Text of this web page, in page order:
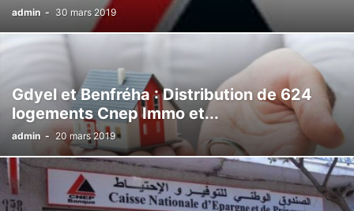
admin - 30 mars 2019
Gdyel et Benfréha : Distribution de 624
logements Cnep Immo et...
admin - 20 mars 2019